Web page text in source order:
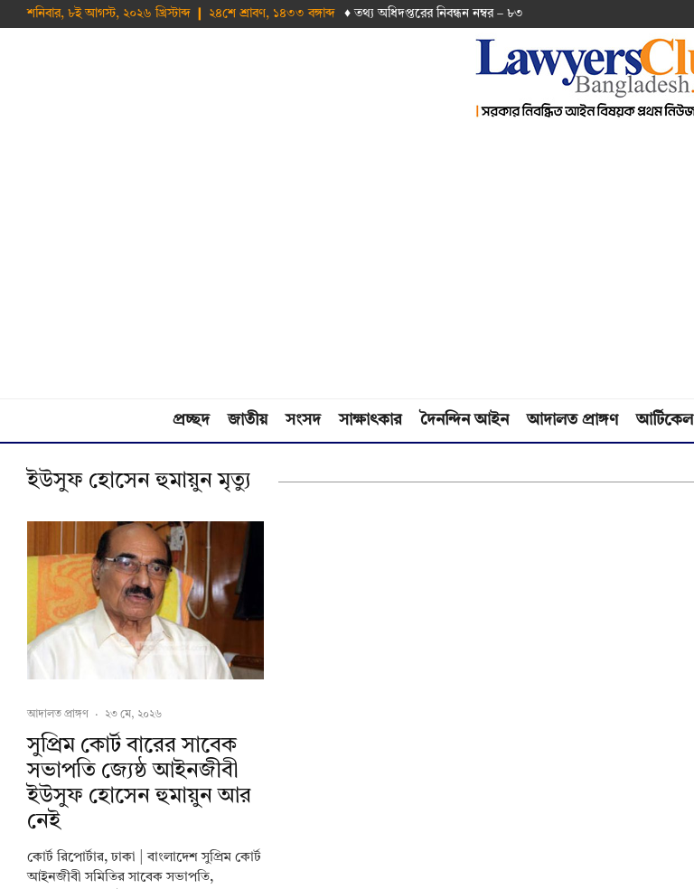
শনিবার, ৮ই আগস্ট, ২০২৬ খ্রিস্টাব্দ ❙ ২৪শে শ্রাবণ, ১৪৩৩ বঙ্গাব্দ ♦ তথ‌্য অ‌ধিদপ্ত‌রের নিবন্ধন নম্বর – ৮৩
প্রচ্ছদ জাতীয় সংসদ সাক্ষাৎকার দৈনন্দিন আইন আদালত প্রাঙ্গণ আর্টিকেল
ইউসুফ হোসেন হুমায়ুন মৃত্যু
আদালত প্রাঙ্গণ · ২৩ মে, ২০২৬
সুপ্রিম কোর্ট বারের সাবেক
সভাপতি জ্যেষ্ঠ আইনজীবী
ইউসুফ হোসেন হুমায়ুন আর
নেই
কোর্ট রিপোর্টার, ঢাকা | বাংলাদেশ সুপ্রিম কোর্ট
আইনজীবী সমিতির সাবেক সভাপতি,